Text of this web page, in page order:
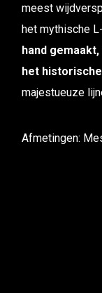
meest
het mythische
hand
het
majestueuze
Afmetingen: